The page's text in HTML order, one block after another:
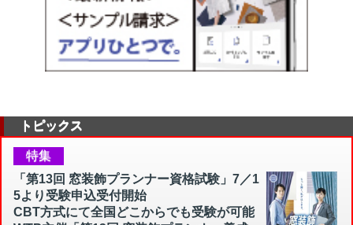
トピックス
特集
「第13回 窓装飾プランナー資格試験」7／1
5より受験申込受付開始
CBT方式にて全国どこからでも受験が可能